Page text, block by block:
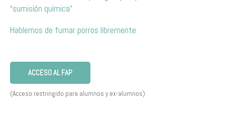
“sumisión química”
Hablemos de fumar porros libremente
ACCESO AL FAP
(Acceso restringido para alumnos y ex-alumnos)